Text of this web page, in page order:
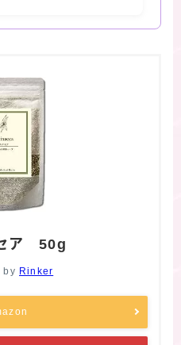
ア 50g
by Rinker